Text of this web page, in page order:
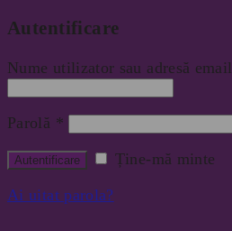
Autentificare
Nume utilizator sau adresă email
Parolă *
Ține-mă minte
Ai uitat parola?